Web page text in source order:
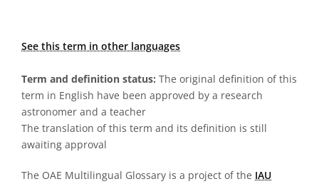
See this term in other languages
Term and definition status: The original definition of this
term in English have been approved by a research
astronomer and a teacher
The translation of this term and its definition is still
awaiting approval
The OAE Multilingual Glossary is a project of the IAU